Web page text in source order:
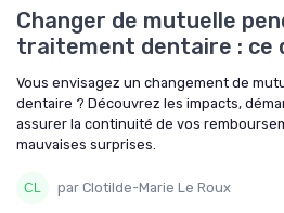
Changer de mutuelle
traitement dentaire : ce
Vous envisagez un changement de
dentaire ? Découvrez les impacts,
assurer la continuité de vos
mauvaises surprises.
par Clotilde-Marie Le Roux